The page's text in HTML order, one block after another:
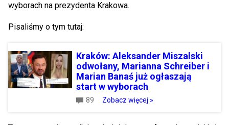
wyborach na prezydenta Krakowa.
Pisaliśmy o tym tutaj:
Kraków: Aleksander Miszalski
odwołany, Marianna Schreiber i
Marian Banaś już ogłaszają
start w wyborach
89 Zobacz więcej »